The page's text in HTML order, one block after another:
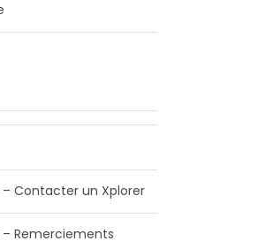
Contacter un Xplorer
Remerciements